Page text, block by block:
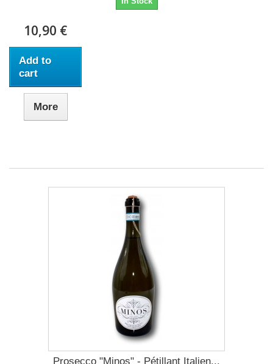
10,90 €
Add to
cart
More
Prosecco "Minos" - Pétillant Italien...